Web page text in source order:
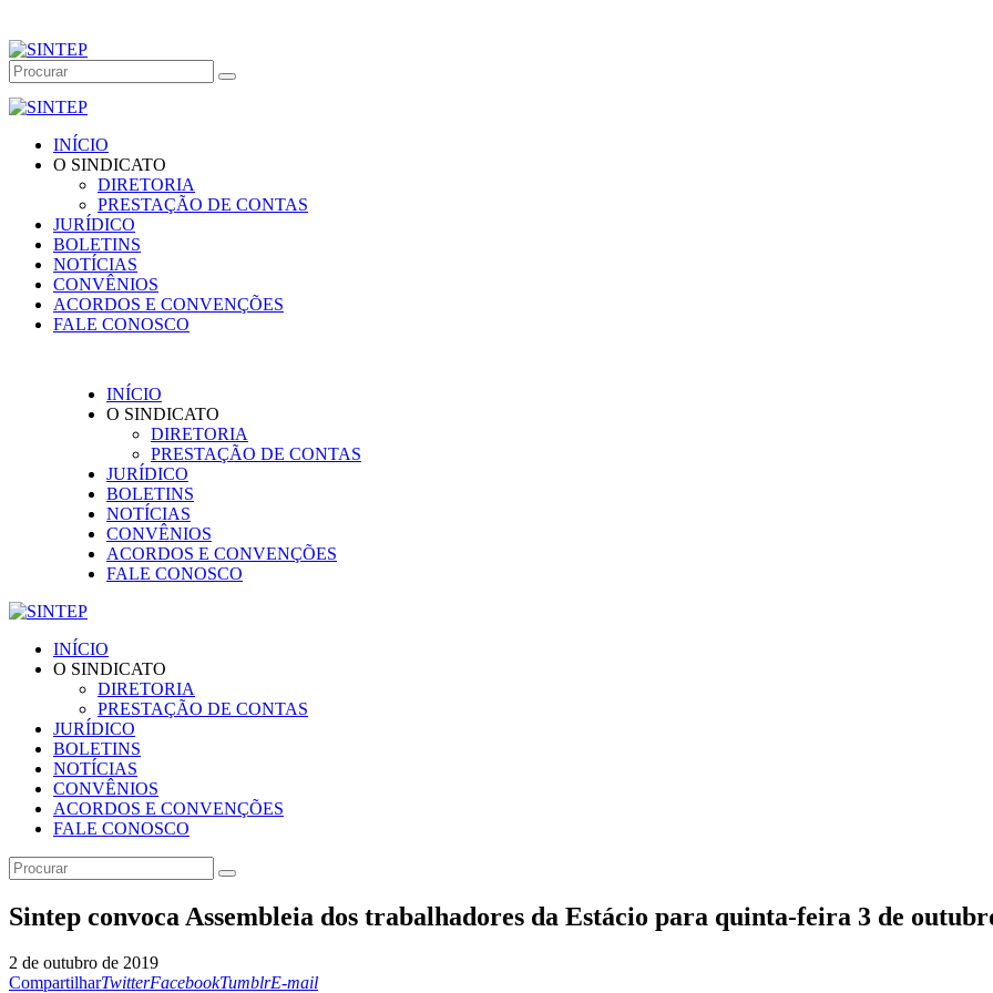
INÍCIO
O SINDICATO
DIRETORIA
PRESTAÇÃO DE CONTAS
JURÍDICO
BOLETINS
NOTÍCIAS
CONVÊNIOS
ACORDOS E CONVENÇÕES
FALE CONOSCO
INÍCIO
O SINDICATO
DIRETORIA
PRESTAÇÃO DE CONTAS
JURÍDICO
BOLETINS
NOTÍCIAS
CONVÊNIOS
ACORDOS E CONVENÇÕES
FALE CONOSCO
INÍCIO
O SINDICATO
DIRETORIA
PRESTAÇÃO DE CONTAS
JURÍDICO
BOLETINS
NOTÍCIAS
CONVÊNIOS
ACORDOS E CONVENÇÕES
FALE CONOSCO
Sintep convoca Assembleia dos trabalhadores da Estácio para quinta-feira 3 de
2 de outubro de 2019
CompartilharTwitterFacebookTumblrE-mail